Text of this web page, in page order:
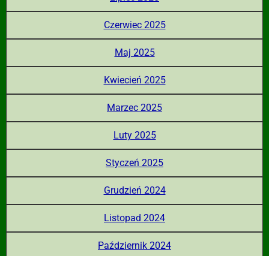
Czerwiec 2025
Maj 2025
Kwiecień 2025
Marzec 2025
Luty 2025
Styczeń 2025
Grudzień 2024
Listopad 2024
Październik 2024